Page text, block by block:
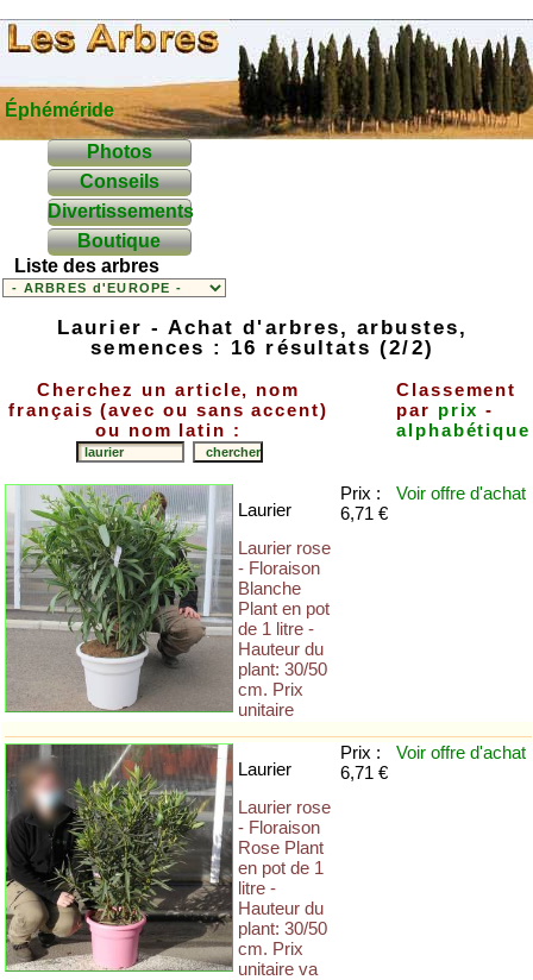
Éphéméride
Photos
Conseils
Divertissements
Boutique
Liste des arbres
Laurier - Achat d'arbres, arbustes,
semences : 16 résultats (2/2)
Cherchez un article, nom
français (avec ou sans accent)
ou nom latin :
Classement
par prix -
alphabétique
Laurier
Laurier rose
- Floraison
Blanche
Plant en pot
de 1 litre -
Hauteur du
plant: 30/50
cm. Prix
unitaire
Prix :
6,71 €
Voir offre d'achat
Laurier
Laurier rose
- Floraison
Rose Plant
en pot de 1
litre -
Hauteur du
plant: 30/50
cm. Prix
unitaire va
Prix :
6,71 €
Voir offre d'achat